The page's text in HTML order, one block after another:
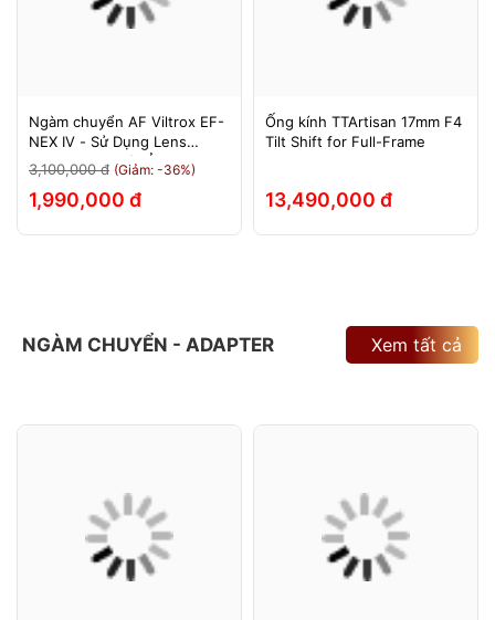
Ngàm chuyển AF Viltrox EF-
NEX IV - Sử Dụng Lens
Canon Trên Máy Ảnh Sony
E-Mount - Bảo Hành 12
Tháng.
3,100,000 đ (Giảm: -36%)
1,990,000 đ
Ống kính TTArtisan 17mm F4
Tilt Shift for Full-Frame
13,490,000 đ
NGÀM CHUYỂN - ADAPTER Xem tất cả